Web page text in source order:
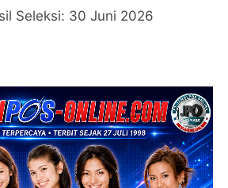
Seleksi: 30 Juni 2026